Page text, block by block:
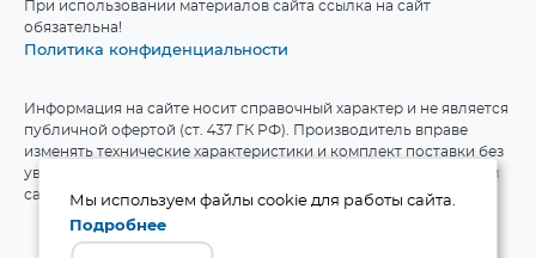
При использовании материалов сайта ссылка на сайт
обязательна!
Политика конфиденциальности
Информация на сайте носит справочный характер и не является
публичной офертой (ст. 437 ГК РФ). Производитель вправе
изменять технические характеристики и комплект поставки без
уведомления. Актуальные данные приведены на официальном
сайте производителя.
Мы используем файлы cookie для работы сайта.
Подробнее